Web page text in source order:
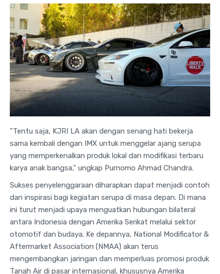
"Tentu saja, KJRI LA akan dengan senang hati bekerja
sama kembali dengan IMX untuk menggelar ajang serupa
yang memperkenalkan produk lokal dan modifikasi terbaru
karya anak bangsa," ungkap Purnomo Ahmad Chandra.
Sukses penyelenggaraan diharapkan dapat menjadi contoh
dan inspirasi bagi kegiatan serupa di masa depan. Di mana
ini turut menjadi upaya menguatkan hubungan bilateral
antara Indonesia dengan Amerika Serikat melalui sektor
otomotif dan budaya. Ke depannya, National Modificator &
Aftermarket Association (NMAA) akan terus
mengembangkan jaringan dan memperluas promosi produk
Tanah Air di pasar internasional, khususnya Amerika